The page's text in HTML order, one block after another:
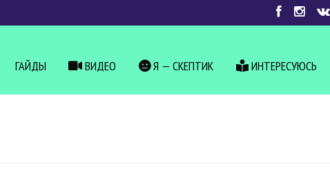
ГАЙДЫ ВИДЕО Я — СКЕПТИК ИНТЕРЕСУЮСЬ